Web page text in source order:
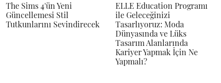
The Sims 4'ün Yeni
Güncellemesi Stil
Tutkunlarını Sevindirecek
ELLE Education Programı
ile Geleceğinizi
Tasarlıyoruz: Moda
Dünyasında ve Lüks
Tasarım Alanlarında
Kariyer Yapmak İçin Ne
Yapmalı?